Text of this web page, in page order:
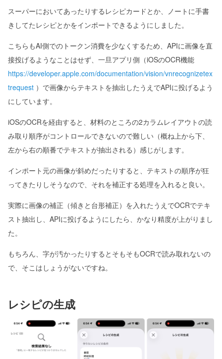
スーパーにおいてあったりするレシピカードとか、ノートに手書
きしてたレシピとかをインポートできるようにしました。
こちらもAI側でのトークン消費を少なくするため、APIに画像を直
接投げるようなことはせず、一旦アプリ側（iOSのOCR機能
https://developer.apple.com/documentation/vision/vnrecognizetex
trequest ）で画像からテキストを抽出したうえでAPIに投げるよう
にしています。
iOSのOCRを経由すると、材料のところの2カラムレイアウトの読
み取り順序がコントロールできないので難しい（概ね上から下、
左から右の順番でテキストが抽出される）感じがします。
インポート元の画像が斜めだったりすると、テキストの順序が狂
ってきたりしそうなので、それを補正する処理を入れると良い。
実際に画像の補正（傾きと台形補正）を入れたうえでOCRでテキ
スト抽出し、APIに投げるようにしたら、かなり精度が上がりまし
た。
もちろん、字が汚かったりするとそもそもOCRで読み取れないの
で、そこはしょうがないですね。
レシピの生成